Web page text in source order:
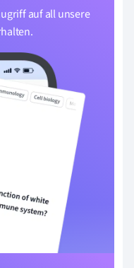
auf all unsere